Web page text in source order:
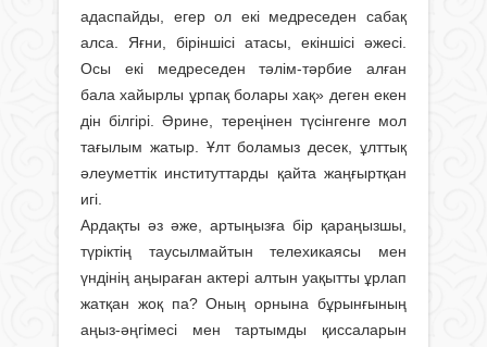
адаспайды, егер ол екі медреседен сабақ
алса. Яғни, біріншісі атасы, екіншісі әжесі.
Осы екі медреседен тәлім-тәрбие алған
бала хайырлы ұрпақ болары хақ» деген екен
дін білгірі. Әрине, тереңінен түсінгенге мол
тағылым жатыр. Ұлт боламыз десек, ұлттық
әлеуметтік институттарды қайта жаңғыртқан
игі.
Ардақты әз әже, артыңызға бір қараңызшы,
түріктің таусылмайтын телехикаясы мен
үндінің аңыраған актері алтын уақытты ұрлап
жатқан жоқ па? Оның орнына бұрынғының
аңыз-әңгімесі мен тартымды қиссаларын